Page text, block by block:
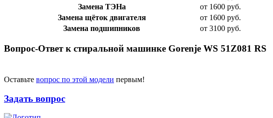
Замена ТЭНа
от 1600 руб.
Замена щёток двигателя
от 1600 руб.
Замена подшипников
от 3100 руб.
Вопрос-Ответ к стиральной машинке Gorenje WS 51Z081 RS
Оставьте вопрос по этой модели первым!
Задать вопрос